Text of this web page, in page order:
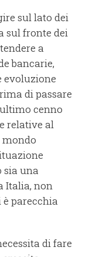
sul lato dei
sul fronte dei
a
bancarie,
evoluzione
di passare
cenno
relative al
mondo
sia una
Italia, non
parecchia
di fare